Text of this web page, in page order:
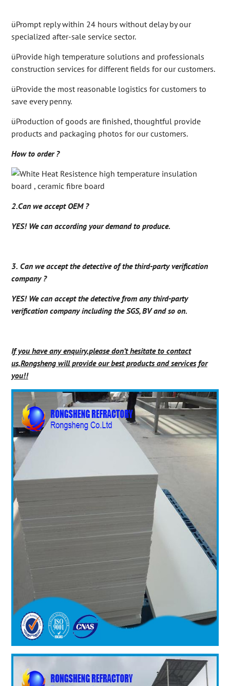
üPrompt reply within 24 hours without delay by our
specialized after-sale service sector.
üProvide high temperature solutions and professionals
construction services for different fields for our customers.
üProvide the most reasonable logistics for customers to
save every penny.
üProduction of goods are finished, thoughtful provide
products and packaging photos for our customers.
How to order ?
2.Can we accept OEM ?
YES! We can according your demand to produce.
3. Can we accept the detective of the third-party verification
company ?
YES! We can accept the detective from any third-party
verification company including the SGS, BV and so on.
If you have any enquiry,please don’t hesitate to contact
us,Rongshengwill provide our best products and services for
you!!